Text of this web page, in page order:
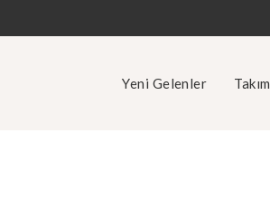
Yeni Gelenler Takım